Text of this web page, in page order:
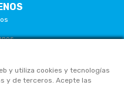
y utiliza cookies y tecnologías
y de terceros. Acepte las